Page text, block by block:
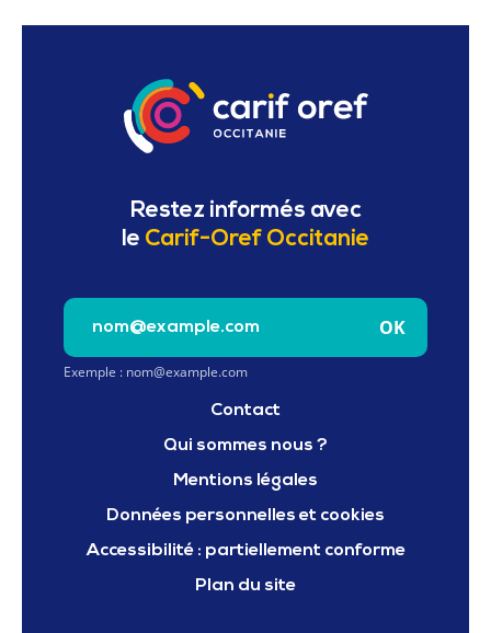
Restez informés avec
le Carif-Oref Occitanie
Saisissez votre e-mail pour vous inscrire à la
Exemple : nom@example.com
OK
Contact
Qui sommes nous ?
Mentions légales
Données personnelles et cookies
Accessibilité : partiellement conforme
Plan du site